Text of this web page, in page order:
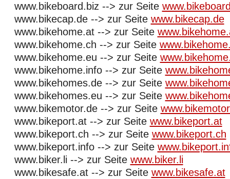
www.bikeboard.biz --> zur Seite
www.bikecap.de --> zur Seite www.bikecap.de
www.bikehome.at --> zur Seite
www.bikehome.ch --> zur Seite
www.bikehome.eu --> zur Seite
www.bikehome.info --> zur Seite
www.bikehomes.de --> zur Seite
www.bikehomes.eu --> zur Seite
www.bikemotor.de --> zur Seite
www.bikeport.at --> zur Seite www.bikeport.at
www.bikeport.ch --> zur Seite www.bikeport.ch
www.bikeport.info --> zur Seite
www.biker.li --> zur Seite www.biker.li
www.bikesafe.at --> zur Seite www.bikesafe.at